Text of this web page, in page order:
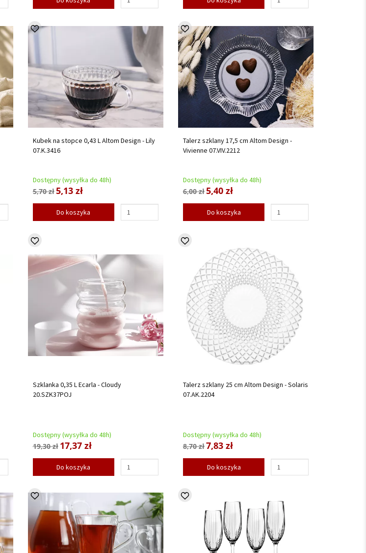
Kubek na stopce 0,43 L Altom Design - Lily
07.K.3416
Dostępny (wysyłka do 48h)
5,70 zł5,13 zł
Do koszyka
Talerz szklany 17,5 cm Altom Design -
Vivienne 07.VIV.2212
Dostępny (wysyłka do 48h)
6,00 zł5,40 zł
Do koszyka
Szklanka 0,35 L Ecarla - Cloudy
20.SZK37POJ
Dostępny (wysyłka do 48h)
19,30 zł 17,37 zł
Do koszyka
Talerz szklany 25 cm Altom Design - Solaris
07.AK.2204
Dostępny (wysyłka do 48h)
8,70 zł7,83 zł
Do koszyka